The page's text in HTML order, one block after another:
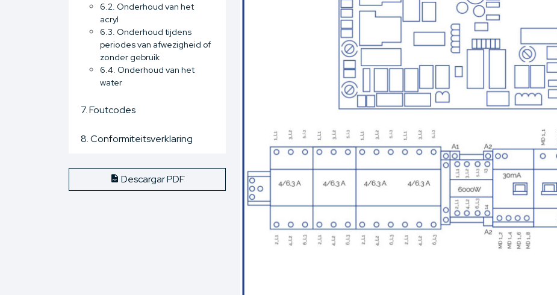
6.2. Onderhoud van het
acryl
6.3. Onderhoud tijdens
periodes van afwezigheid of
zonder gebruik
6.4. Onderhoud van het
water
7. Foutcodes
8. Conformiteitsverklaring
Descargar PDF